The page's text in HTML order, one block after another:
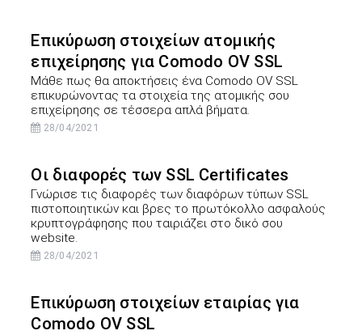
Επικύρωση στοιχείων ατομικής
επιχείρησης για Comodo OV SSL
Μάθε πως θα αποκτήσεις ένα Comodo OV SSL
επικυρώνοντας τα στοιχεία της ατομικής σου
επιχείρησης σε τέσσερα απλά βήματα.
28/04/2021
Οι διαφορές των SSL Certificates
Γνώρισε τις διαφορές των διαφόρων τύπων SSL
πιστοποιητικών και βρες το πρωτόκολλο ασφαλούς
κρυπτογράφησης που ταιριάζει στο δικό σου
website.
28/04/2021
Επικύρωση στοιχείων εταιρίας για
Comodo OV SSL